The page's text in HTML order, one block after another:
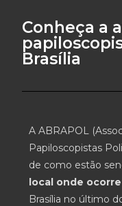
Conheça a
Brasília
A ABRAPOL
Papiloscopistas
de como estão
local onde
Brasília no último